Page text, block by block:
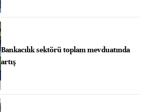
Bankacılık sektörü toplam mevduatında
artış